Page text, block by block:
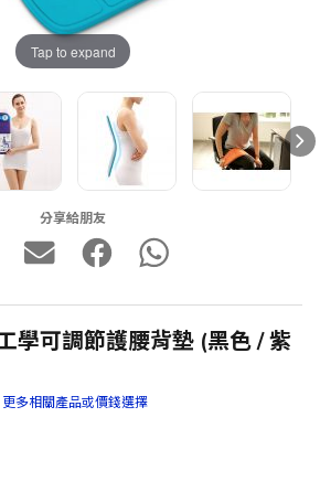
Tap to expand
分享給朋友
學可調節護腰背墊 (黑色 / 紫
更多相關產品或價錢選擇